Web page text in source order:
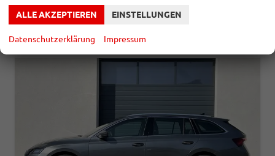
Verbrauch kombiniert:
CO2-Klasse:D
CO -Emissionen:121,00 g/km
ALLE AKZEPTIEREN EINSTELLUNGEN
Datenschutzerklärung Impressum